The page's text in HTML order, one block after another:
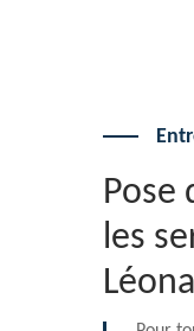
Pose
les